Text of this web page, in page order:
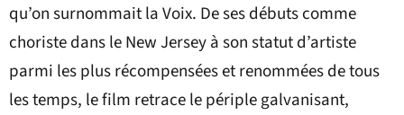
qu’on surnommait la Voix. De ses débuts comme
choriste dans le New Jersey à son statut d’artiste
parmi les plus récompensées et renommées de tous
les temps, le film retrace le périple galvanisant,